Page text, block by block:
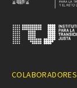
COLABORADORES